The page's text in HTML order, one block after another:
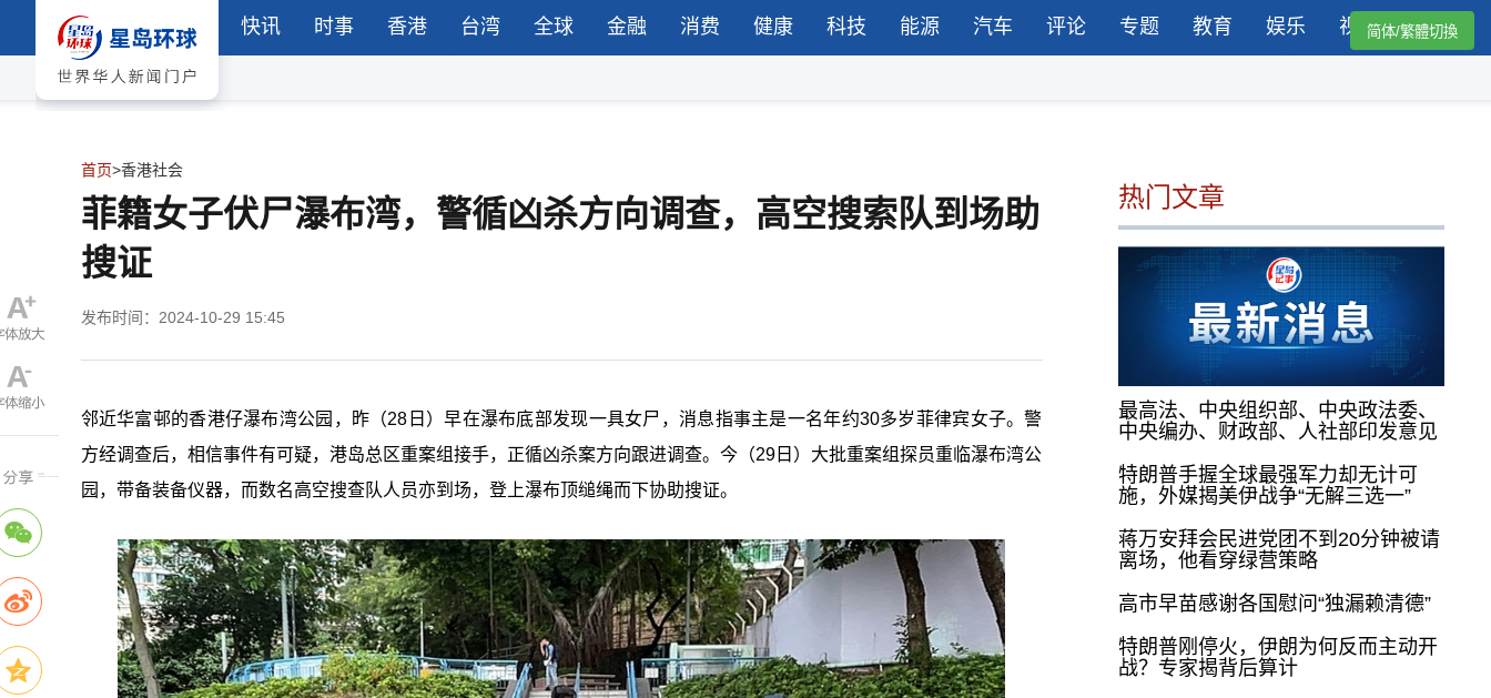
快讯 时事 香港 台湾 全球 金融 消费 健康 科技 能源 汽车 评论 专题 教育 娱乐 视频简体/繁體切換
首页>香港社会
菲籍女子伏尸瀑布湾，警循凶杀方向调查，高空搜索队到场助
搜证
发布时间：2024-10-29 15:45
邻近华富邨的香港仔瀑布湾公园，昨（28日）早在瀑布底部发现一具女尸，消息指事主是一名年约30多岁菲律宾女子。警
方经调查后，相信事件有可疑，港岛总区重案组接手，正循凶杀案方向跟进调查。今（29日）大批重案组探员重临瀑布湾公
园，带备装备仪器，而数名高空搜查队人员亦到场，登上瀑布顶缒绳而下协助搜证。
热门文章
最高法、中央组织部、中央政法委、
中央编办、财政部、人社部印发意见
特朗普手握全球最强军力却无计可
施，外媒揭美伊战争“无解三选一”
蒋万安拜会民进党团不到20分钟被请
离场，他看穿绿营策略
高市早苗感谢各国慰问“独漏赖清德”
特朗普刚停火，伊朗为何反而主动开
战？专家揭背后算计